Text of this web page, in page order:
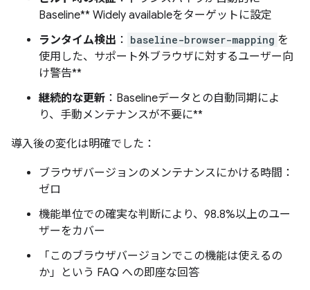
Baseline** Widely availableをターゲットに設定
ランタイム検出 ： baseline-browser-mapping を
使用した、サポート外ブラウザに対するユーザー向
け警告**
継続的な更新 ：Baselineデータとの自動同期によ
り、手動メンテナンスが不要に**
導入後の変化は明確でした：
ブラウザバージョンのメンテナンスにかける時間：
ゼロ
機能単位での確実な判断により、98.8%以上のユー
ザーをカバー
「このブラウザバージョンでこの機能は使えるの
か」という FAQ への即座な回答